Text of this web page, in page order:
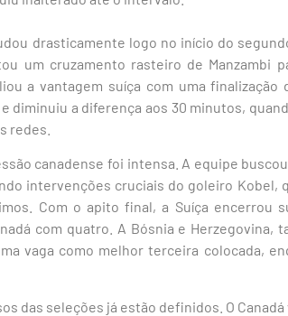
drasticamente logo no início do
um cruzamento rasteiro de Manzambi
a vantagem suíça com uma
diminuiu a diferença aos 30 minutos,
redes.
canadense foi intensa. A equipe
intervenções cruciais do goleiro Kobel,
Com o apito final, a Suíça encerrou
com quatro. A Bósnia e Herzegovina,
vaga como melhor terceira colocada,
das seleções já estão definidos. O